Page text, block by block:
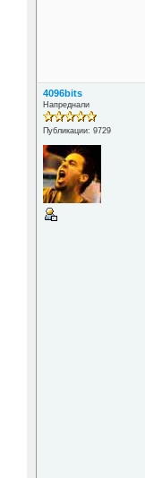
4096bits
Напреднали
Публикации: 9729